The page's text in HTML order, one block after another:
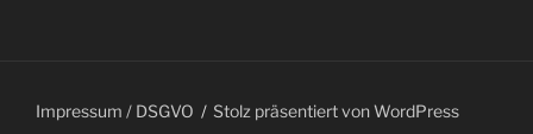
Impressum / DSGVO Stolz präsentiert von WordPress